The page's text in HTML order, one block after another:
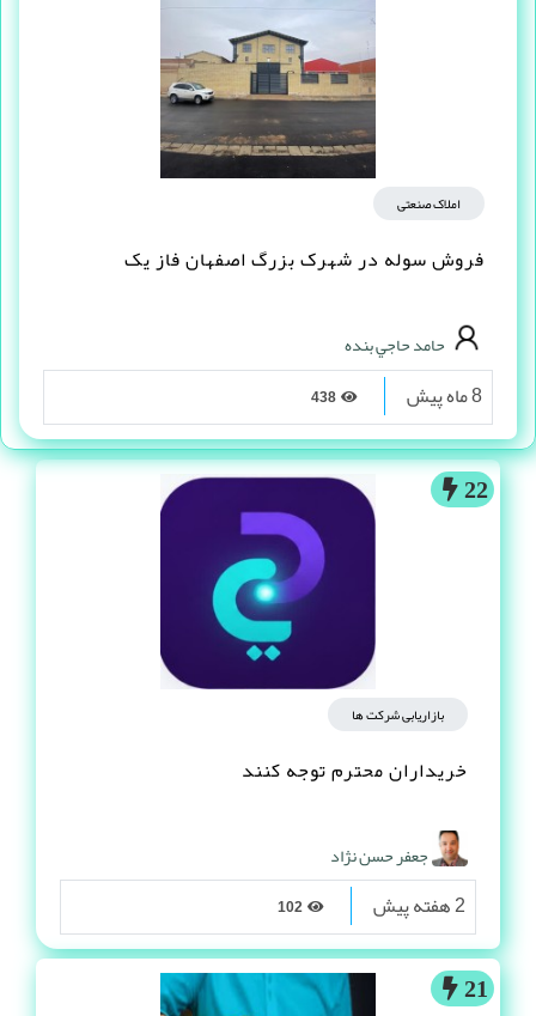
22
بازاریابی شرکت ها
خریداران محترم توجه کنند
جعفر حسن نژاد
2 هفته پیش
21
املاک صنعتی
فروش سوله در شهرک بزرگ اصفهان فاز یک
حامد حاجي بنده
8 ماه پیش